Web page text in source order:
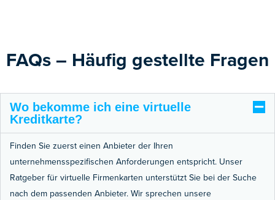
FAQs – Häufig gestellte Fragen
Wo bekomme ich eine virtuelle
Kreditkarte?
Finden Sie zuerst einen Anbieter der Ihren
unternehmensspezifischen Anforderungen entspricht. Unser
Ratgeber für virtuelle Firmenkarten unterstützt Sie bei der Suche
nach dem passenden Anbieter. Wir sprechen unsere